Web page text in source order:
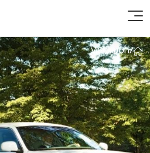
/הסעות VIP